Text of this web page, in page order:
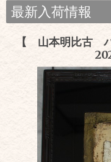
最新入荷情報
【 山本明比古